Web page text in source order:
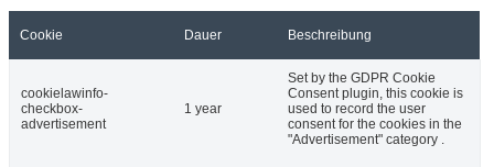
Cookie Dauer Beschreibung
cookielawinfo-
checkbox-
advertisement
1 year
Set by the GDPR Cookie
Consent plugin, this cookie is
used to record the user
consent for the cookies in the
"Advertisement" category .